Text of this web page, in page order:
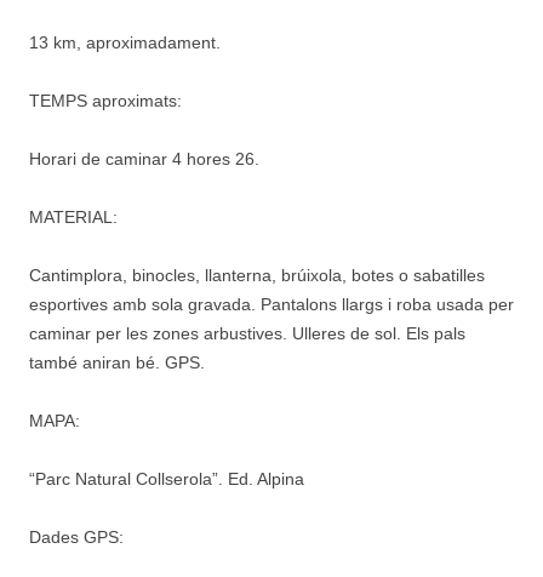
13 km, aproximadament.
TEMPS aproximats:
Horari de caminar 4 hores 26.
MATERIAL:
Cantimplora, binocles, llanterna, brúixola, botes o sabatilles
esportives amb sola gravada. Pantalons llargs i roba usada per
caminar per les zones arbustives. Ulleres de sol. Els pals
també aniran bé. GPS.
MAPA:
“Parc Natural Collserola”. Ed. Alpina
Dades GPS: